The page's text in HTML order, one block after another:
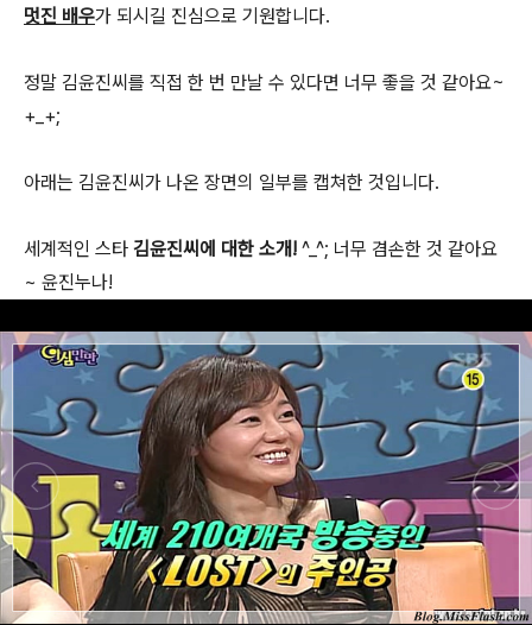
멋진 배우가 되시길 진심으로 기원합니다.
정말 김윤진씨를 직접 한 번 만날 수 있다면 너무 좋을 것 같아요~
+_+;
아래는 김윤진씨가 나온 장면의 일부를 캡쳐한 것입니다.
세계적인 스타 김윤진씨에 대한 소개! ^_^; 너무 겸손한 것 같아요
~ 윤진누나!